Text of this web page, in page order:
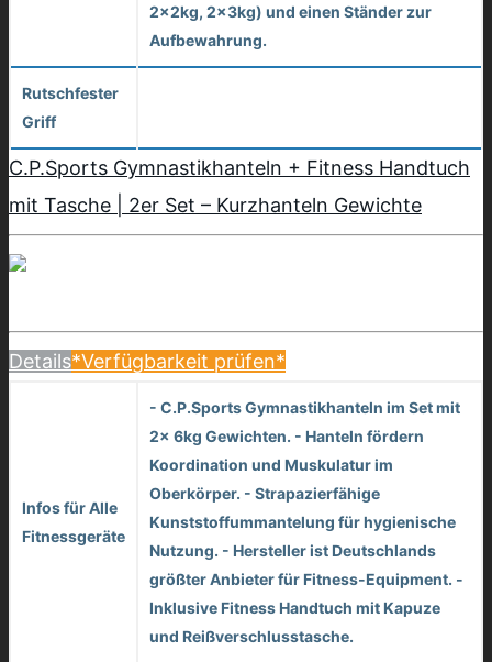
2x2kg, 2x3kg) und einen Ständer zur
Aufbewahrung.
Rutschfester
Griff
C.P.Sports Gymnastikhanteln + Fitness Handtuch
mit Tasche | 2er Set – Kurzhanteln Gewichte
Details*Verfügbarkeit prüfen*
Infos für Alle
Fitnessgeräte
- C.P.Sports Gymnastikhanteln im Set mit
2x 6kg Gewichten. - Hanteln fördern
Koordination und Muskulatur im
Oberkörper. - Strapazierfähige
Kunststoffummantelung für hygienische
Nutzung. - Hersteller ist Deutschlands
größter Anbieter für Fitness-Equipment. -
Inklusive Fitness Handtuch mit Kapuze
und Reißverschlusstasche.